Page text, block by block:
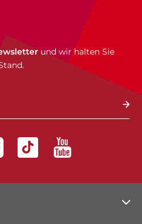
und wir halten Sie